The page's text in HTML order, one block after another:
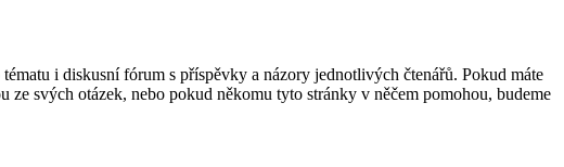
i diskusní fórum s příspěvky a názory jednotlivých čtenářů. Pokud máte
svých otázek, nebo pokud někomu tyto stránky v něčem pomohou, budeme